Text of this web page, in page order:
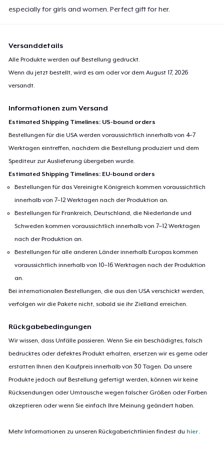
especially for girls and women. Perfect gift for her.
Versanddetails
Alle Produkte werden auf Bestellung gedruckt.
Wenn du jetzt bestellt, wird es am oder vor demAugust 17, 2026
versandt.
Informationen zum Versand
Estimated Shipping Timelines: US-bound orders
Bestellungen für die USA werden voraussichtlich innerhalb von 4–7
Werktagen eintreffen, nachdem die Bestellung produziert und dem
Spediteur zur Auslieferung übergeben wurde.
Estimated Shipping Timelines: EU-bound orders
Bestellungen für das Vereinigte Königreich kommen voraussichtlich
innerhalb von 7–12 Werktagen nach der Produktion an.
Bestellungen für Frankreich, Deutschland, die Niederlande und
Schweden kommen voraussichtlich innerhalb von 7–12 Werktagen
nach der Produktion an.
Bestellungen für alle anderen Länder innerhalb Europas kommen
voraussichtlich innerhalb von 10–16 Werktagen nach der Produktion
an.
Bei internationalen Bestellungen, die aus den USA verschickt werden,
verfolgen wir die Pakete nicht, sobald sie ihr Zielland erreichen.
Rückgabebedingungen
Wir wissen, dass Unfälle passieren. Wenn Sie ein beschädigtes, falsch
bedrucktes oder defektes Produkt erhalten, ersetzen wir es gerne oder
erstatten Ihnen den Kaufpreis innerhalb von 30 Tagen. Da unsere
Produkte jedoch auf Bestellung gefertigt werden, können wir keine
Rücksendungen oder Umtausche wegen falscher Größen oder Farben
akzeptieren oder wenn Sie einfach Ihre Meinung geändert haben.
Mehr Informationen zu unseren Rückgaberichtlinien findest du hier.